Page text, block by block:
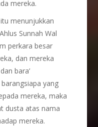
mereka.
menunjukkan
Sunnah Wal
perkara besar
dan mereka
bara’
yang
mereka, maka
dusta atas nama
mereka.